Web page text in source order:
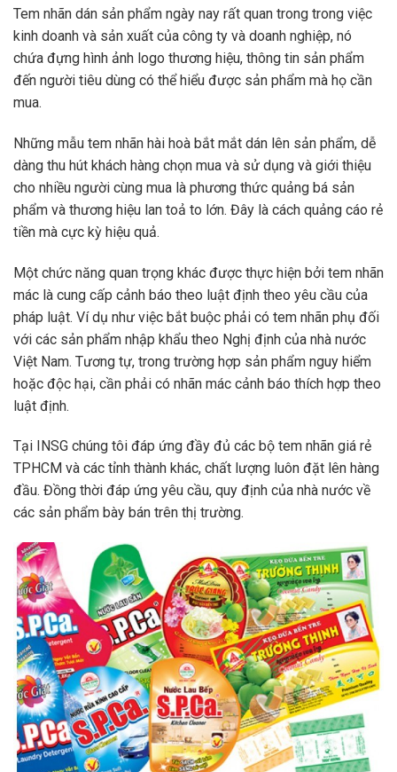
Tem nhãn dán sản phẩm ngày nay rất quan trong trong việc
kinh doanh và sản xuất của công ty và doanh nghiệp, nó
chứa đựng hình ảnh logo thương hiệu, thông tin sản phẩm
đến người tiêu dùng có thể hiểu được sản phẩm mà họ cần
mua.
Những mẫu tem nhãn hài hoà bắt mắt dán lên sản phẩm, dễ
dàng thu hút khách hàng chọn mua và sử dụng và giới thiệu
cho nhiều người cùng mua là phương thức quảng bá sản
phẩm và thương hiệu lan toả to lớn. Đây là cách quảng cáo rẻ
tiền mà cực kỳ hiệu quả.
Một chức năng quan trọng khác được thực hiện bởi tem nhãn
mác là cung cấp cảnh báo theo luật định theo yêu cầu của
pháp luật. Ví dụ như việc bắt buộc phải có tem nhãn phụ đối
với các sản phẩm nhập khẩu theo Nghị định của nhà nước
Việt Nam. Tương tự, trong trường hợp sản phẩm nguy hiểm
hoặc độc hại, cần phải có nhãn mác cảnh báo thích hợp theo
luật định.
Tại INSG chúng tôi đáp ứng đầy đủ các bộ tem nhãn giá rẻ
TPHCM và các tỉnh thành khác, chất lượng luôn đặt lên hàng
đầu. Đồng thời đáp ứng yêu cầu, quy định của nhà nước về
các sản phẩm bày bán trên thị trường.